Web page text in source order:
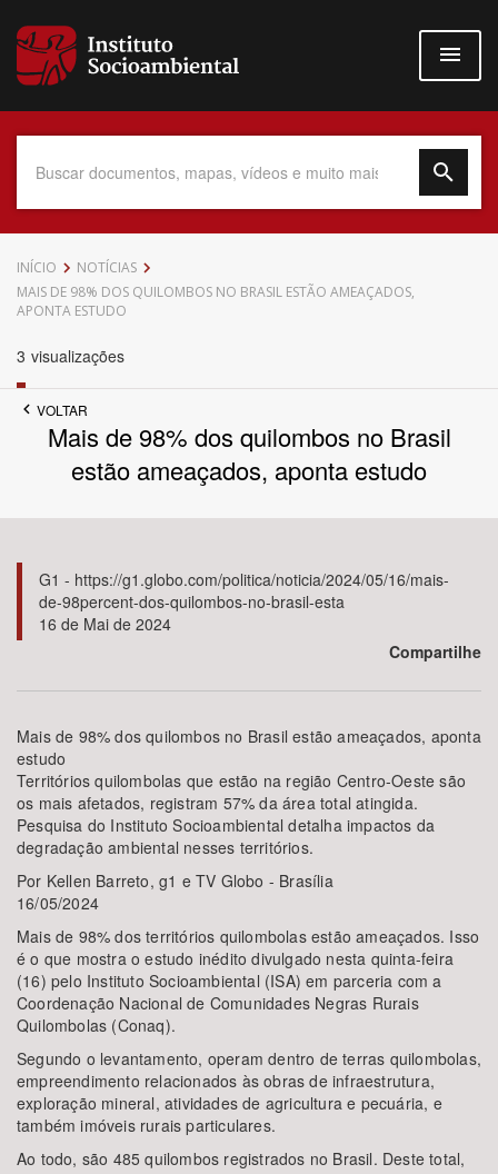
para
conteúdo
Data do Documento
Tema
Área Protegida
INÍCIO
NOTÍCIAS
MAIS DE 98% DOS QUILOMBOS NO BRASIL ESTÃO AMEAÇADOS,
APONTA ESTUDO
3 visualizações
VOLTAR
Mais de 98% dos quilombos no Brasil
estão ameaçados, aponta estudo
G1 - https://g1.globo.com/politica/noticia/2024/05/16/mais-
de-98percent-dos-quilombos-no-brasil-esta
16 de Mai de 2024
Compartilhe
Mais de 98% dos quilombos no Brasil estão ameaçados, aponta
estudo
Territórios quilombolas que estão na região Centro-Oeste são
os mais afetados, registram 57% da área total atingida.
Pesquisa do Instituto Socioambiental detalha impactos da
degradação ambiental nesses territórios.
Por Kellen Barreto, g1 e TV Globo - Brasília
16/05/2024
Mais de 98% dos territórios quilombolas estão ameaçados. Isso
é o que mostra o estudo inédito divulgado nesta quinta-feira
(16) pelo Instituto Socioambiental (ISA) em parceria com a
Coordenação Nacional de Comunidades Negras Rurais
Quilombolas (Conaq).
Segundo o levantamento, operam dentro de terras quilombolas,
empreendimento relacionados às obras de infraestrutura,
exploração mineral, atividades de agricultura e pecuária, e
também imóveis rurais particulares.
Ao todo, são 485 quilombos registrados no Brasil. Deste total,